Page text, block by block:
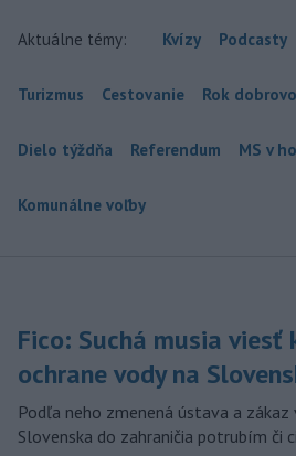
Aktuálne témy: Kvízy Podcasty
Turizmus Cestovanie Rok
Dielo týždňa Referendum MS v
Komunálne voľby
Fico: Suchá musia viesť
ochrane vody na
Podľa neho zmenená ústava a
Slovenska do zahraničia potrubím či